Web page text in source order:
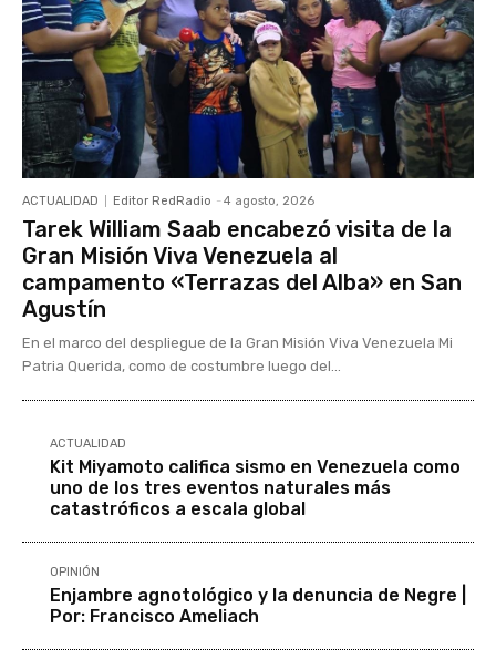
ACTUALIDAD Editor RedRadio - 4 agosto, 2026
Tarek William Saab encabezó visita de la
Gran Misión Viva Venezuela al
campamento «Terrazas del Alba» en San
Agustín
En el marco del despliegue de la Gran Misión Viva Venezuela Mi
Patria Querida, como de costumbre luego del...
ACTUALIDAD
Kit Miyamoto califica sismo en Venezuela como
uno de los tres eventos naturales más
catastróficos a escala global
OPINIÓN
Enjambre agnotológico y la denuncia de Negre |
Por: Francisco Ameliach